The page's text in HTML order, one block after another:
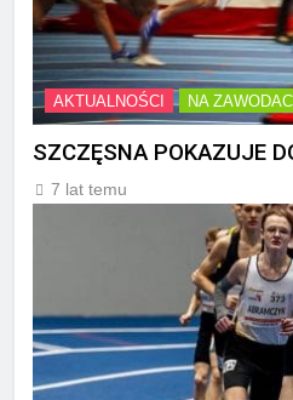
AKTUALNOŚCI NA
SZCZĘSNA POKAZUJE
7 lat temu